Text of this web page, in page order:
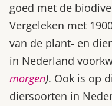
goed met de
Vergeleken met
van de plant- en
in Nederland
morgen). Ook is op
diersoorten in